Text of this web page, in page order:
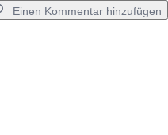
Einen Kommentar hinzufügen